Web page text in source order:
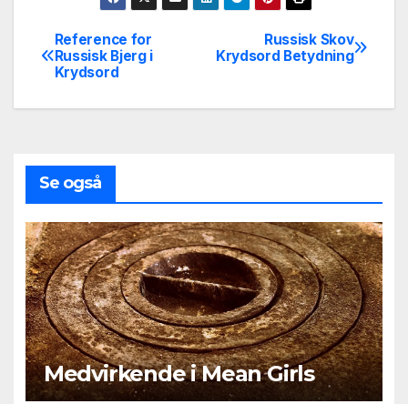
IndlægsnavigationRussisk Skov
Krydsord Betydning
Reference for
Russisk Bjerg i
Krydsord
Se også
Medvirkende i Mean Girls